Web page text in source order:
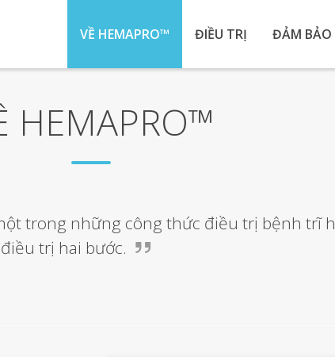
VỀ HEMAPRO™ ĐIỀU TRỊ ĐẢM BẢO
HEMAPRO™
trong những công thức điều trị bệnh trĩ
trị hai bước.